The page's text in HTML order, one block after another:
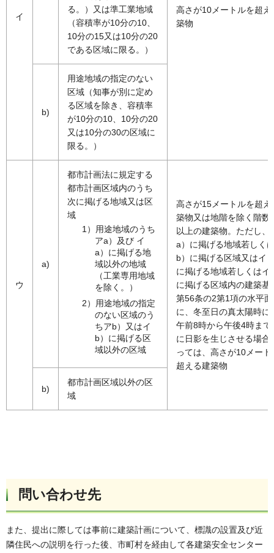
イ
る。）又は準工業地域
（容積率が10分の10、
10分の15又は10分の20
である区域に限る。）
高さが10メートルを超え
築物
b)
用途地域の指定のない
区域（知事が別に定め
る区域を除き、容積率
が10分の10、10分の20
又は10分の30の区域に
限る。）
ウ
a)
都市計画法に規定する
都市計画区域内のうち
次に掲げる地域又は区
域
1）用途地域のうち
アa）及び イ
a）に掲げる地
域以外の地域
（工業専用地域
を除く。）
2）用途地域の指定
のない区域のう
ちアb）又はイ
b）に掲げる区
域以外の区域
高さが15メートルを超え
築物又は地階を除く階数
以上の建築物。ただし、
a）に掲げる地域若しく
b）に掲げる区域又はイ
に掲げる地域若しくはイ
に掲げる区域内の建築基
第56条の2第1項の水平
に、冬至日の真太陽時に
午前8時から午後4時まで
に日影を生じさせる場合
っては、高さが10メート
超える建築物
b)
都市計画区域以外の区
域
問い合わせ先
また、提出に際しては事前に建築計画について、標識の設置及び近
隣住民への説明を行った後、市町村を経由して各建築安全センター